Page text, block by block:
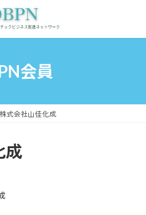
会員
株式会社山佳化成
成